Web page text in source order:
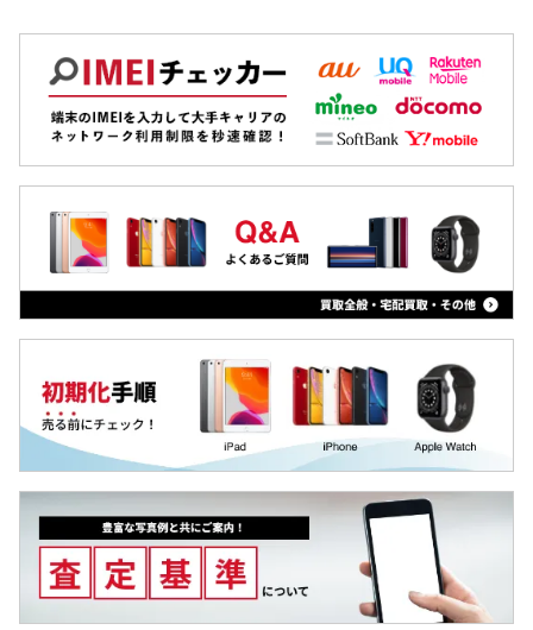
Galaxy S10
Galaxy S9
Galaxy S8
Galaxy 旧モデル
Xiaomi
MacBook
iPad
Arrowsタブ
Qua tab
dtab
MediaPad
LAVIE Tab
YOGA Tab
Surface
Galaxyタブ
Pixel Tab